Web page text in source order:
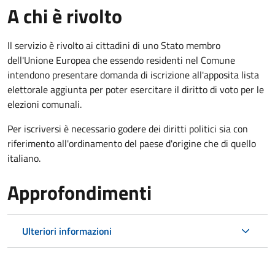
A chi è rivolto
Il servizio è rivolto ai cittadini di uno Stato membro
dell'Unione Europea che essendo residenti nel Comune
intendono presentare domanda di iscrizione all'apposita lista
elettorale aggiunta per poter esercitare il diritto di voto per le
elezioni comunali.
Per iscriversi è necessario godere dei diritti politici sia con
riferimento all'ordinamento del paese d'origine che di quello
italiano.
Approfondimenti
Ulteriori informazioni